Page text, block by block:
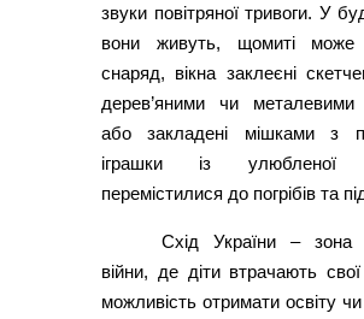
звуки повітряної тривоги. У
вони живуть, щомиті може
снаряд, вікна заклеєні
дерев’яними чи металевими
або закладені мішками з
іграшки із улюбленої
перемістилися до погрібів та
Схід України – зона
війни, де діти втрачають
можливість отримати освіту